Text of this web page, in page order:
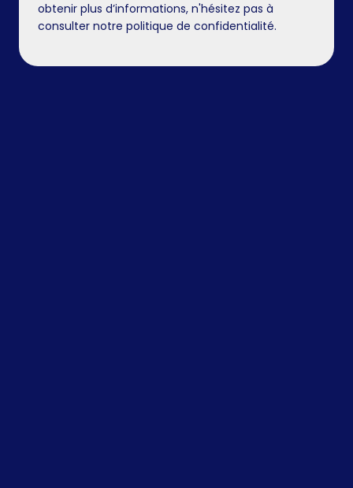
obtenir plus d’informations, n'hésitez pas à
consulter notre politique de confidentialité.